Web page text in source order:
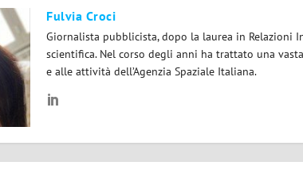
Fulvia Croci
Giornalista pubblicista, dopo la laurea in Relazioni
scientifica. Nel corso degli anni ha trattato una
e alle attività dell’Agenzia Spaziale Italiana.